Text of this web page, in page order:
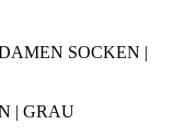
SOCKEN |
| GRAU